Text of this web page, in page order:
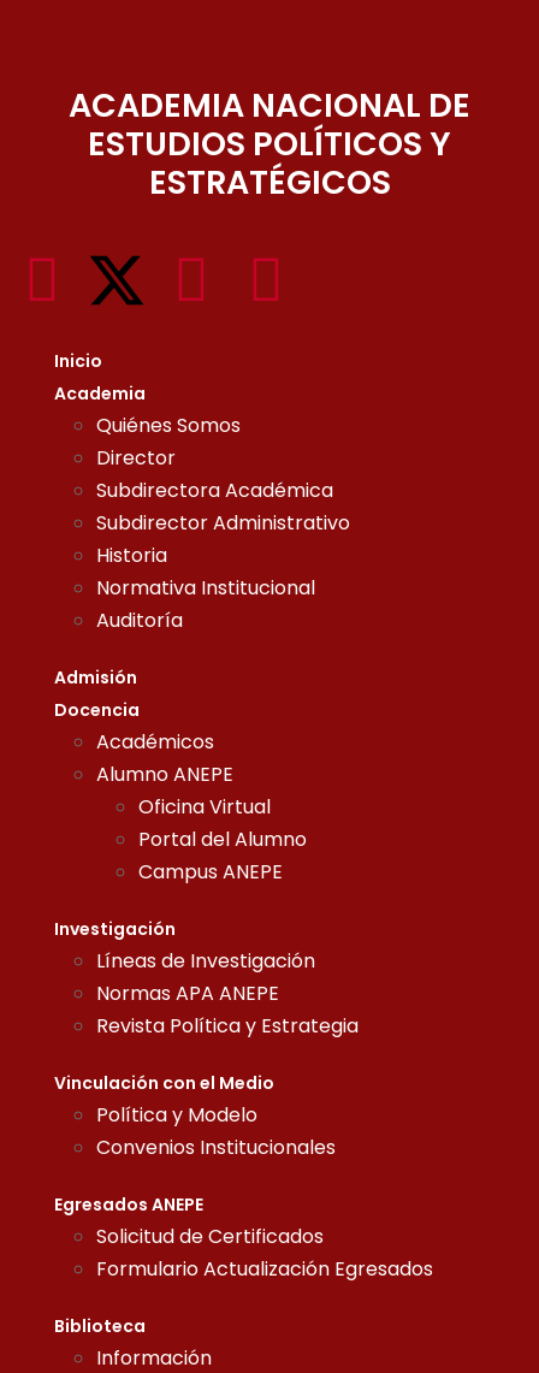
ACADEMIA NACIONAL DE
ESTUDIOS POLÍTICOS Y
ESTRATÉGICOS
Inicio
Academia
Quiénes Somos
Director
Subdirectora Académica
Subdirector Administrativo
Historia
Normativa Institucional
Auditoría
Admisión
Docencia
Académicos
Alumno ANEPE
Oficina Virtual
Portal del Alumno
Campus ANEPE
Investigación
Líneas de Investigación
Normas APA ANEPE
Revista Política y Estrategia
Vinculación con el Medio
Política y Modelo
Convenios Institucionales
Egresados ANEPE
Solicitud de Certificados
Formulario Actualización Egresados
Biblioteca
Información